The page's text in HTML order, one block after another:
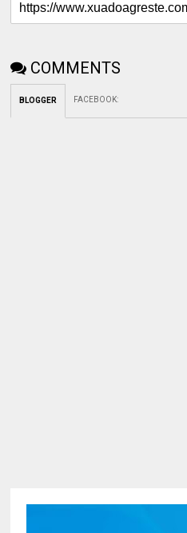
COMMENTS
BLOGGER FACEBOOK: